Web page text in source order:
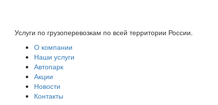
Услуги по грузоперевозкам по всей территории России.
О компании
Наши услуги
Автопарк
Акции
Новости
Контакты